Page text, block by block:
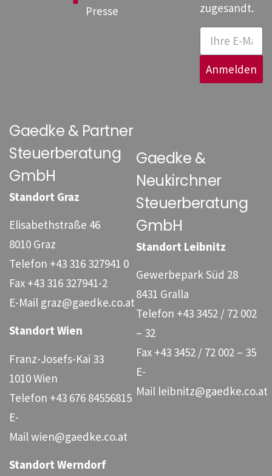
Presse
zugesandt.
Anmelden
Gaedke & Partner
Steuerberatung
GmbH
Standort Graz
Elisabethstraße 46
8010 Graz
Telefon +43 316 327941 0
Fax +43 316 327941-2
E-Mail graz@gaedke.co.at
Standort Wien
Franz-Josefs-Kai 33
1010 Wien
Telefon +43 676 84556815
E-
Mail wien@gaedke.co.at
Standort Werndorf
Gaedke &
Neukirchner
Steuerberatung
GmbH
Standort Leibnitz
Gewerbepark Süd 28
8431 Gralla
Telefon +43 3452 / 72 002
– 32
Fax +43 3452 / 72 002 – 35
E-
Mail leibnitz@gaedke.co.at